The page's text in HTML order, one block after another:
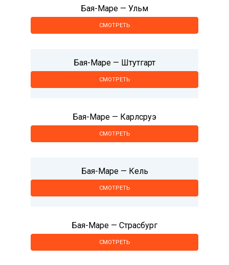
Бая-Маре — Ульм
СМОТРЕТЬ
Бая-Маре — Штутгарт
СМОТРЕТЬ
Бая-Маре — Карлсруэ
СМОТРЕТЬ
Бая-Маре — Кель
СМОТРЕТЬ
Бая-Маре — Страсбург
СМОТРЕТЬ